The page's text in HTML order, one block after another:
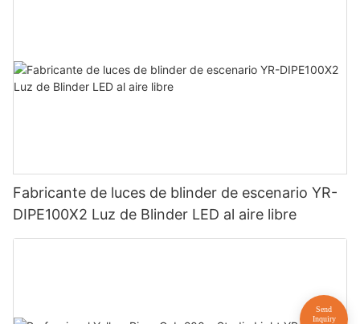
Fabricante de luces de blinder de escenario YR-
DIPE100X2 Luz de Blinder LED al aire libre